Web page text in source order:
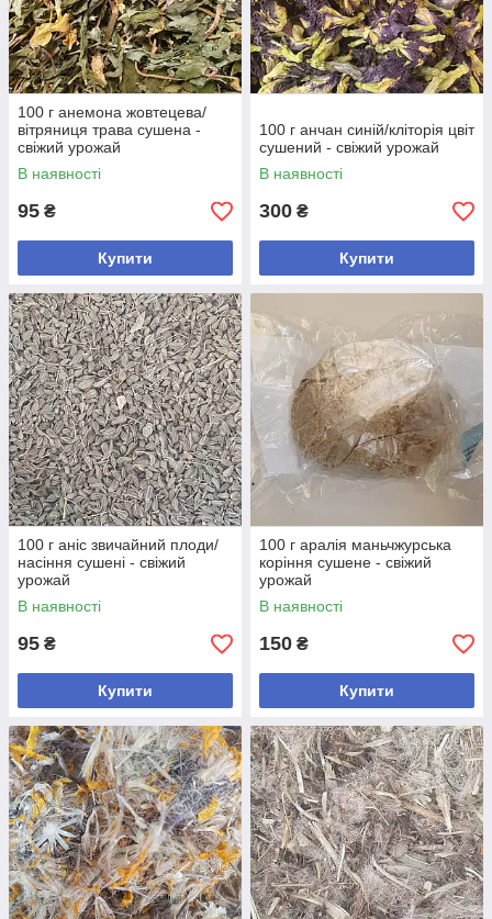
100 г анемона жовтецева/
вітряниця трава сушена -
свіжий урожай
В наявності
95 ₴
Купити
100 г анчан синій/кліторія цвіт
сушений - свіжий урожай
В наявності
300 ₴
Купити
100 г аніс звичайний плоди/
насіння сушені - свіжий
урожай
В наявності
95 ₴
Купити
100 г аралія маньчжурська
коріння сушене - свіжий
урожай
В наявності
150 ₴
Купити